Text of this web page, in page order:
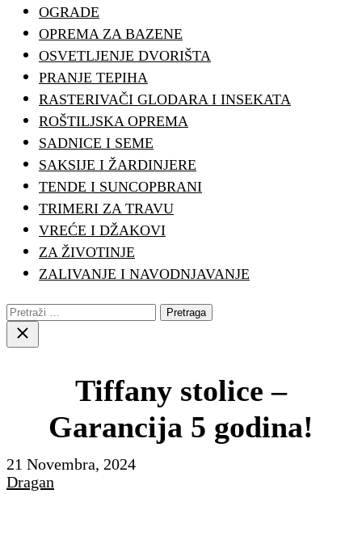
OGRADE
OPREMA ZA BAZENE
OSVETLJENJE DVORIŠTA
PRANJE TEPIHA
RASTERIVAČI GLODARA I INSEKATA
ROŠTILJSKA OPREMA
SADNICE I SEME
SAKSIJE I ŽARDINJERE
TENDE I SUNCOPBRANI
TRIMERI ZA TRAVU
VREĆE I DŽAKOVI
ZA ŽIVOTINJE
ZALIVANJE I NAVODNJAVANJE
Pretraga:
Close
search
Tiffany stolice –
Garancija 5 godina!
21 Novembra, 2024
Dragan